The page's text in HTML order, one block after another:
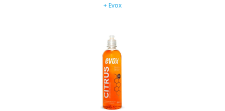
+ Evox